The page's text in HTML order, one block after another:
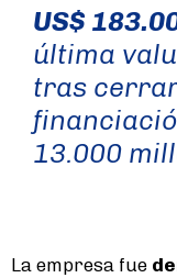
US$
última
tras
13.000
La empresa fue